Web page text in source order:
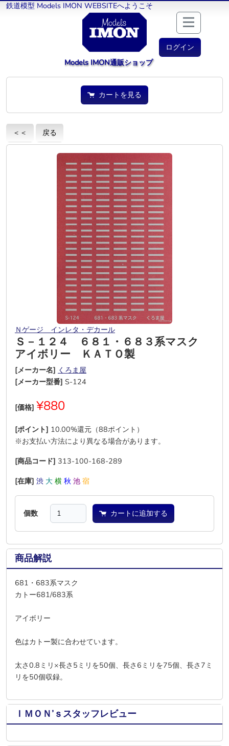
鉄道模型 Models IMON WEBSITEへようこそ
ログイン
Models IMON通販ショップ
カートを見る
＜＜ 戻る
Ｎゲージ インレタ・デカール
Ｓ－１２４ ６８１・６８３系マスク
アイボリー ＫＡＴＯ製
[メーカー名] くろま屋
[メーカー型番] S-124
[価格] ¥880
[ポイント] 10.00%還元（88ポイント）
※お支払い方法により異なる場合があります。
[商品コード] 313-100-168-289
[在庫] 渋 大 横 秋 池 宿
個数 カートに追加する
商品解説
681・683系マスク
カトー681/683系
アイボリー
色はカトー製に合わせています。
太さ0.8ミリ×長さ5ミリを50個、長さ6ミリを75個、長さ7ミ
リを50個収録。
ＩＭＯＮ’ｓスタッフレビュー